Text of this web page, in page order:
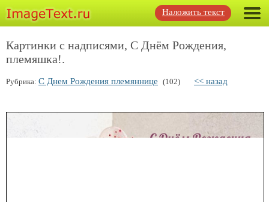
Наложить текст
Картинки с надписями, С Днём Рождения,
племяшка!.
Рубрика: С Днем Рождения племяннице (102) << назад